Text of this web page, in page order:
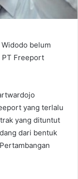
belum
PT Freeport
yang terlalu
yang dituntut
dari bentuk